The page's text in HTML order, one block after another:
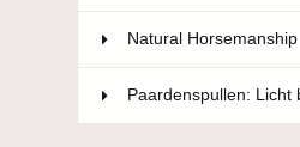
Natural Horsemanship
Paardenspullen: Licht